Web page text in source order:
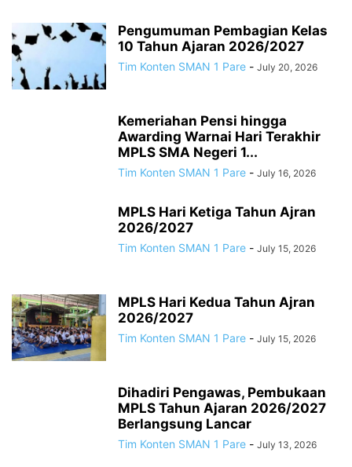
Pengumuman Pembagian Kelas
10 Tahun Ajaran 2026/2027
Tim Konten SMAN 1 Pare - July 20, 2026
Kemeriahan Pensi hingga
Awarding Warnai Hari Terakhir
MPLS SMA Negeri 1...
Tim Konten SMAN 1 Pare - July 16, 2026
MPLS Hari Ketiga Tahun Ajran
2026/2027
Tim Konten SMAN 1 Pare - July 15, 2026
MPLS Hari Kedua Tahun Ajran
2026/2027
Tim Konten SMAN 1 Pare - July 15, 2026
Dihadiri Pengawas, Pembukaan
MPLS Tahun Ajaran 2026/2027
Berlangsung Lancar
Tim Konten SMAN 1 Pare - July 13, 2026